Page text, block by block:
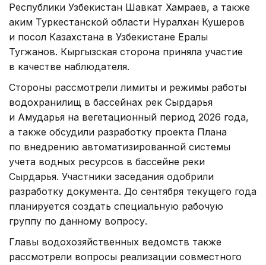
Республики Узбекистан Шавкат Хамраев, а также
аким Туркестанской области Нуралхан Кушеров
и посол Казахстана в Узбекистане Ералы
Тугжанов. Кыргызская сторона приняла участие
в качестве наблюдателя.
Стороны рассмотрели лимиты и режимы работы
водохранилищ в бассейнах рек Сырдарья
и Амударья на вегетационный период 2026 года,
а также обсудили разработку проекта Плана
по внедрению автоматизированной системы
учета водных ресурсов в бассейне реки
Сырдарья. Участники заседания одобрили
разработку документа. До сентября текущего года
планируется создать специальную рабочую
группу по данному вопросу.
Главы водохозяйственных ведомств также
рассмотрели вопросы реализации совместного